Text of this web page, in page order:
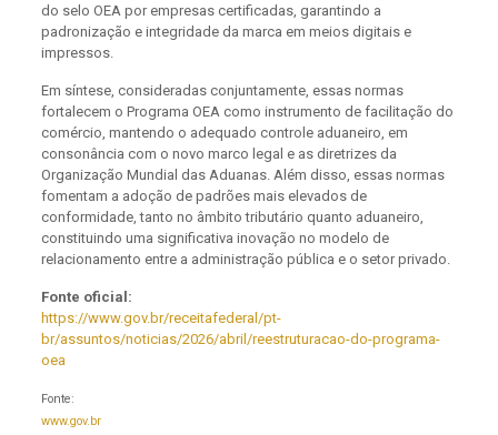
do selo OEA por empresas certificadas, garantindo a
padronização e integridade da marca em meios digitais e
impressos.
Em síntese, consideradas conjuntamente, essas normas
fortalecem o Programa OEA como instrumento de facilitação do
comércio, mantendo o adequado controle aduaneiro, em
consonância com o novo marco legal e as diretrizes da
Organização Mundial das Aduanas. Além disso, essas normas
fomentam a adoção de padrões mais elevados de
conformidade, tanto no âmbito tributário quanto aduaneiro,
constituindo uma significativa inovação no modelo de
relacionamento entre a administração pública e o setor privado.
Fonte oficial:
https://www.gov.br/receitafederal/pt-
br/assuntos/noticias/2026/abril/reestruturacao-do-programa-
oea
Fonte:
www.gov.br